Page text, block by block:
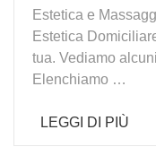
Estetica e
Estetica
tua. Vediamo
Elenchiamo …
LEGGI DI PIÙ